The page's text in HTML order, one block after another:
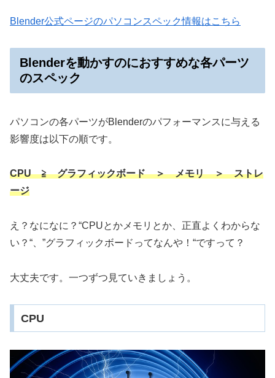
Blender公式ページのパソコンスペック情報はこちら
Blenderを動かすのにおすすめな各パーツ
のスペック
パソコンの各パーツがBlenderのパフォーマンスに与える
影響度は以下の順です。
CPU ≧ グラフィックボード ＞ メモリ ＞ ストレ
ージ
え？なになに？“CPUとかメモリとか、正直よくわからな
い？“、”グラフィックボードってなんや！“ですって？
大丈夫です。一つずつ見ていきましょう。
CPU